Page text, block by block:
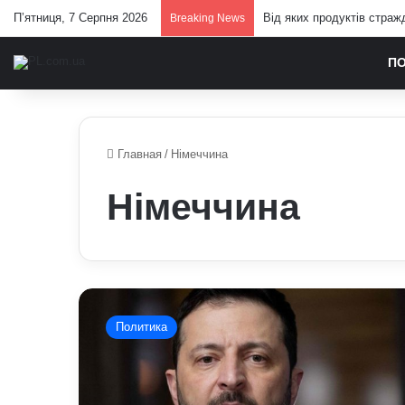
П’ятниця, 7 Серпня 2026 Breaking News Від яких продуктів
Главная / Німеччина
Німеччина
Зеленський
попередив
чоловіків
Политика